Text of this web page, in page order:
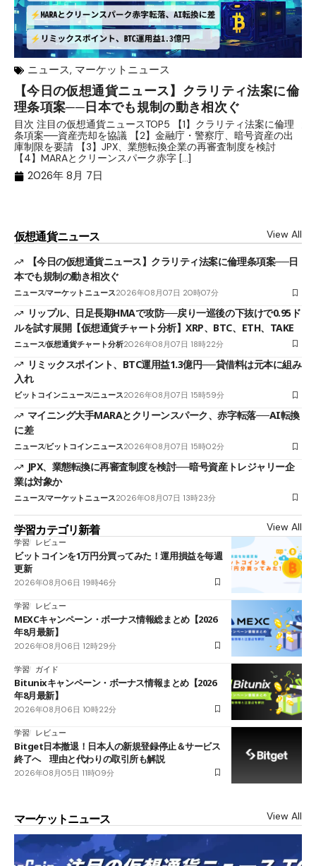
ニュース, マーケットニュース
【今日の仮想通貨ニュース】クラリティ法案に倫
理条項案──日本でも規制の動き相次ぐ
目次 注目の仮想通貨ニュースTOP5 【1】クラリティ法案に倫理
条項案──資産売却を協議 【2】金融庁・警察庁、暗号資産の出
庫制限を要請 【3】JPX、業態転換企業の再審査制度を検討
【4】MARAとクリーンスパーク赤字 […]
2026年 8月 7日
仮想通貨ニュース View All
【今日の仮想通貨ニュース】クラリティ法案に倫理条項案──日
本でも規制の動き相次ぐ
ニュースマーケットニュース2026年08月07日 20時07分
リップル、日足長期HMAで攻防──戻り一巡後の下抜けで0.95ド
ルを試す展開【仮想通貨チャート分析】XRP、BTC、ETH、TAKE
ニュース仮想通貨チャート分析2026年08月07日 18時22分
リミックスポイント、BTC運用益1.3億円──貸借料は元本に組み
入れ
ビットコインニュースニュース2026年08月07日 15時59分
マイニング大手MARAとクリーンスパーク、赤字転落──AI転換
に差
ニュースビットコインニュース2026年08月07日 15時02分
JPX、業態転換に再審査制度を検討──暗号資産トレジャリー企
業は対象か
ニュースマーケットニュース2026年08月07日 13時23分
学習カテゴリ新着 View All
学習 レビュー
ビットコインを1万円分買ってみた！運用損益を毎週
更新
2026年08月06日 19時46分
学習 レビュー
MEXCキャンペーン・ボーナス情報総まとめ【2026
年8月最新】
2026年08月06日 12時29分
学習 ガイド
Bitunixキャンペーン・ボーナス情報まとめ【2026
年8月最新】
2026年08月06日 10時22分
学習 レビュー
Bitget日本撤退！日本人の新規登録停止＆サービス
終了へ 理由と代わりの取引所も解説
2026年08月05日 11時09分
マーケットニュース View All